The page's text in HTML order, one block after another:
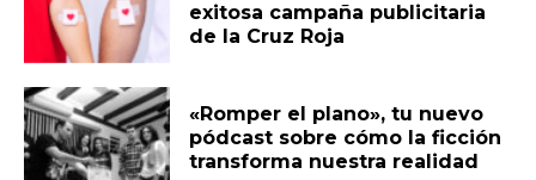
exitosa campaña publicitaria
de la Cruz Roja
«Romper el plano», tu nuevo
pódcast sobre cómo la ficción
transforma nuestra realidad